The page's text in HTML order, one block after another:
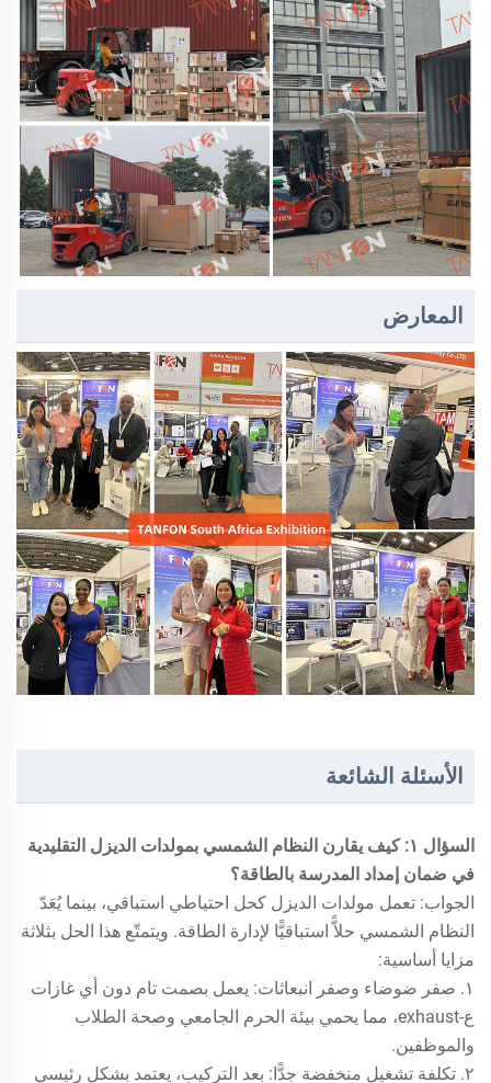
المعارض
الأسئلة الشائعة
السؤال ١: كيف يقارن النظام الشمسي بمولدات الديزل التقليدية
في ضمان إمداد المدرسة بالطاقة؟
الجواب: تعمل مولدات الديزل كحل احتياطي استباقي، بينما يُعَدّ
النظام الشمسي حلاًّ استباقيًّا لإدارة الطاقة. ويتمتّع هذا الحل بثلاثة
مزايا أساسية:
١. صفر ضوضاء وصفر انبعاثات: يعمل بصمت تام دون أي غازات
ع-exhaust، مما يحمي بيئة الحرم الجامعي وصحة الطلاب
والموظفين.
٢. تكلفة تشغيل منخفضة جدًّا: بعد التركيب، يعتمد بشكل رئيسي